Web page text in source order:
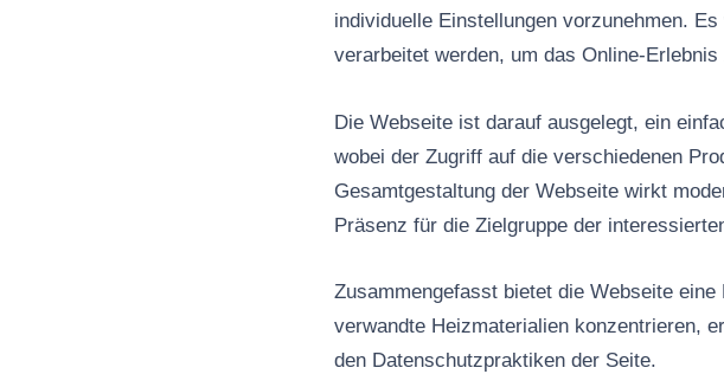
individuelle Einstellungen vorzunehmen.
verarbeitet werden, um das Online-
Die Webseite ist darauf ausgelegt, ein
wobei der Zugriff auf die verschiedenen
Gesamtgestaltung der Webseite wirkt
Präsenz für die Zielgruppe der
Zusammengefasst bietet die Webseite
verwandte Heizmaterialien konzentrieren,
den Datenschutzpraktiken der Seite.